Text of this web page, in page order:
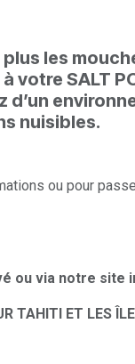
plus les
votre SALT
d’un
nuisibles.
ou pour
ou via notre site
TAHITI ET LES